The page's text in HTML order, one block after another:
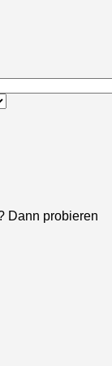
Dann probieren